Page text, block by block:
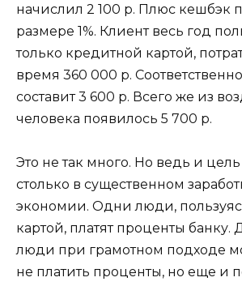
начислил 2 100 р. Плюс кешбэк
размере 1%. Клиент весь год
только кредитной картой,
время 360 000 р.
составит 3 600 р. Всего же из
человека появилось 5 700 р.
Это не так много. Но ведь и
столько в существенном
экономии. Одни люди,
картой, платят проценты банку.
люди при грамотном подходе
не платить проценты, но еще и